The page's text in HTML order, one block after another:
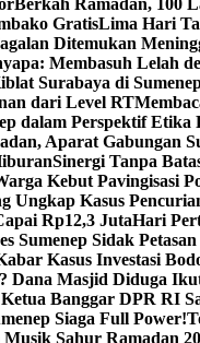
Berkah Ramadan, 100
GratisLima Hari
Ditemukan
Membasuh Lelah
Surabaya di
dari Level RT
dalam Perspektif Etika
Aparat Gabungan
Sinergi Tanpa
Kebut Pavingisasi
Ungkap Kasus
Rp12,3 JutaHari
Sumenep Sidak
Kasus Investasi
Dana Masjid Diduga
Banggar DPR RI
Siaga Full Power!
Musik Sahur Ramadan